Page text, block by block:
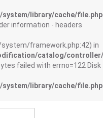
library/cache/file.php
information - headers
framework.php:42) in
catalog/
failed with errno=122 Disk
library/cache/file.php